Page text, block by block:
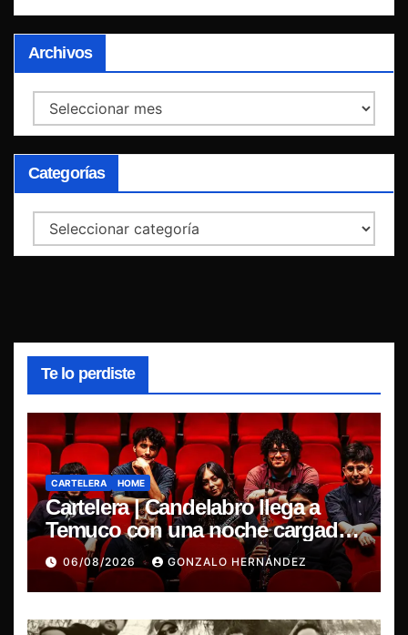
Archivos
Archivos
Categorías
Categorías
Te lo perdiste
CARTELERA HOME
Cartelera | Candelabro llega a
Temuco con una noche cargada
de indie
06/08/2026 GONZALO HERNÁNDEZ